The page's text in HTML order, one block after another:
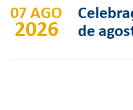
07 AGO
2026
de